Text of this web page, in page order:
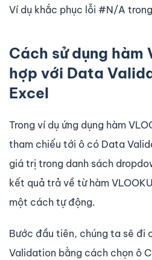
Ví dụ khắc phục lỗi #N/A
Cách sử dụng hàm
hợp với Data
Excel
Trong ví dụ ứng dụng hàm
tham chiếu tới ô có Data
giá trị trong danh sách
kết quả trả về từ hàm
một cách tự động.
Bước đầu tiên, chúng ta sẽ đi
Validation bằng cách chọn ô